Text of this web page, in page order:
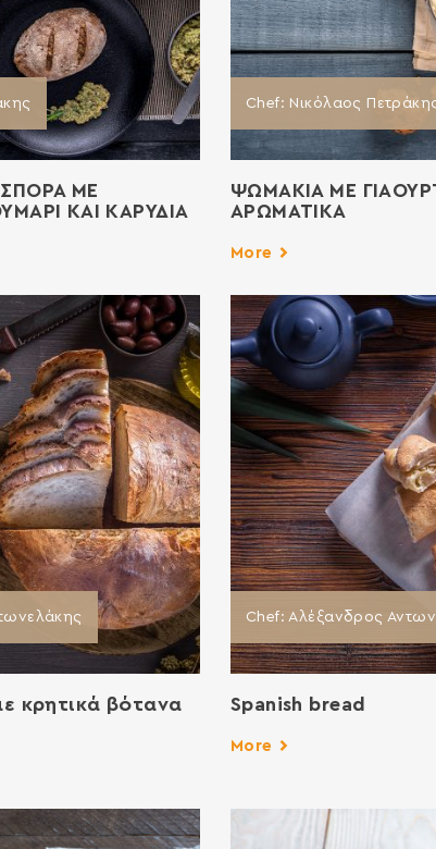
ΜΕ
ΚΑΙ ΚΑΡΥΔΙΑ
Chef: Νικόλαος
ΨΩΜΑΚΙΑ ΜΕ
ΑΡΩΜΑΤΙΚΑ
More
κρητικά βότανα
Chef: Aλέξανδρος
Spanish bread
More